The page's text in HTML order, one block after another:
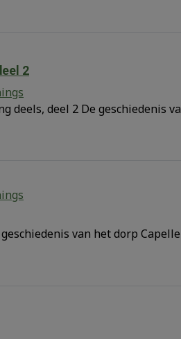
2
deels, deel 2 De geschiedenis va
van het dorp Capelle